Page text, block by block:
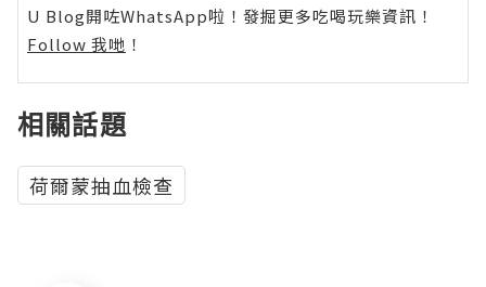
U Blog開咗WhatsApp啦！發掘更多吃喝玩樂資訊！
Follow 我哋 ！
相關話題
荷爾蒙抽血檢查